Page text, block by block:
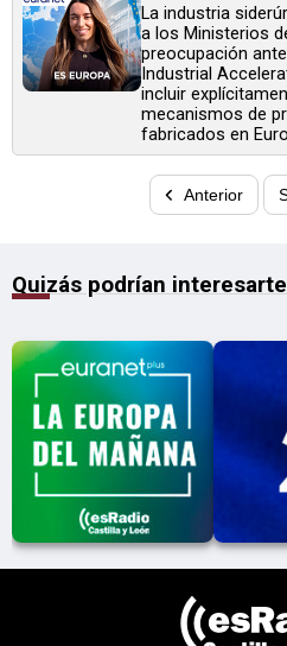
La industria
a los Ministerios
preocupación
Industrial
incluir
mecanismos de
fabricados en
Anterior
Quizás podrían interesarte